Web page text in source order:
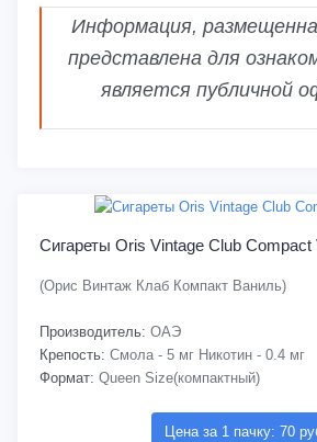
Информация,
представлена для
является публичной
Сигареты Oris Vintage Club Compact
(Орис Винтаж Клаб Компакт Ваниль)
Производитель: ОАЭ
Крепость: Смола - 5 мг Никотин - 0.4 мг
Формат: Queen Size(компактный)
Цена за 1 пачку: 70